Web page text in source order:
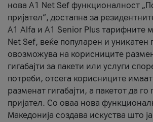
нова A1 Net Sef функционалност
пријател“, достапна за
А1 Alfa и A1 Senior Plus тарифните
Net Sef, веќе популарен и уникатен
овозможува на корисниците
гигабајти за пакети или услуги
потреби, отсега корисниците
разменат гигабајти, а пакетот да го
пријател. Со оваа нова
Македонија создава искуства што ја